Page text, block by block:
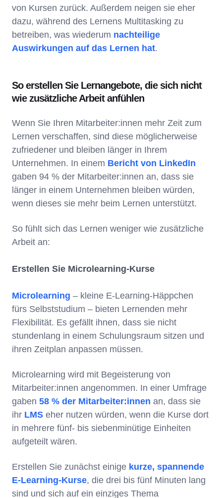
von Kursen zurück. Außerdem neigen sie eher
dazu, während des Lernens Multitasking zu
betreiben, was wiederum nachteilige
Auswirkungen auf das Lernen hat.
So erstellen Sie Lernangebote, die sich nicht
wie zusätzliche Arbeit anfühlen
Wenn Sie Ihren Mitarbeiter:innen mehr Zeit zum
Lernen verschaffen, sind diese möglicherweise
zufriedener und bleiben länger in Ihrem
Unternehmen. In einem Bericht von LinkedIn
gaben 94 % der Mitarbeiter:innen an, dass sie
länger in einem Unternehmen bleiben würden,
wenn dieses sie mehr beim Lernen unterstützt.
So fühlt sich das Lernen weniger wie zusätzliche
Arbeit an:
Erstellen Sie Microlearning-Kurse
Microlearning – kleine E-Learning-Häppchen
fürs Selbststudium – bieten Lernenden mehr
Flexibilität. Es gefällt ihnen, dass sie nicht
stundenlang in einem Schulungsraum sitzen und
ihren Zeitplan anpassen müssen.
Microlearning wird mit Begeisterung von
Mitarbeiter:innen angenommen. In einer Umfrage
gaben 58 % der Mitarbeiter:innen an, dass sie
ihr LMS eher nutzen würden, wenn die Kurse dort
in mehrere fünf- bis siebenminütige Einheiten
aufgeteilt wären.
Erstellen Sie zunächst einige kurze, spannende
E-Learning-Kurse, die drei bis fünf Minuten lang
sind und sich auf ein einziges Thema